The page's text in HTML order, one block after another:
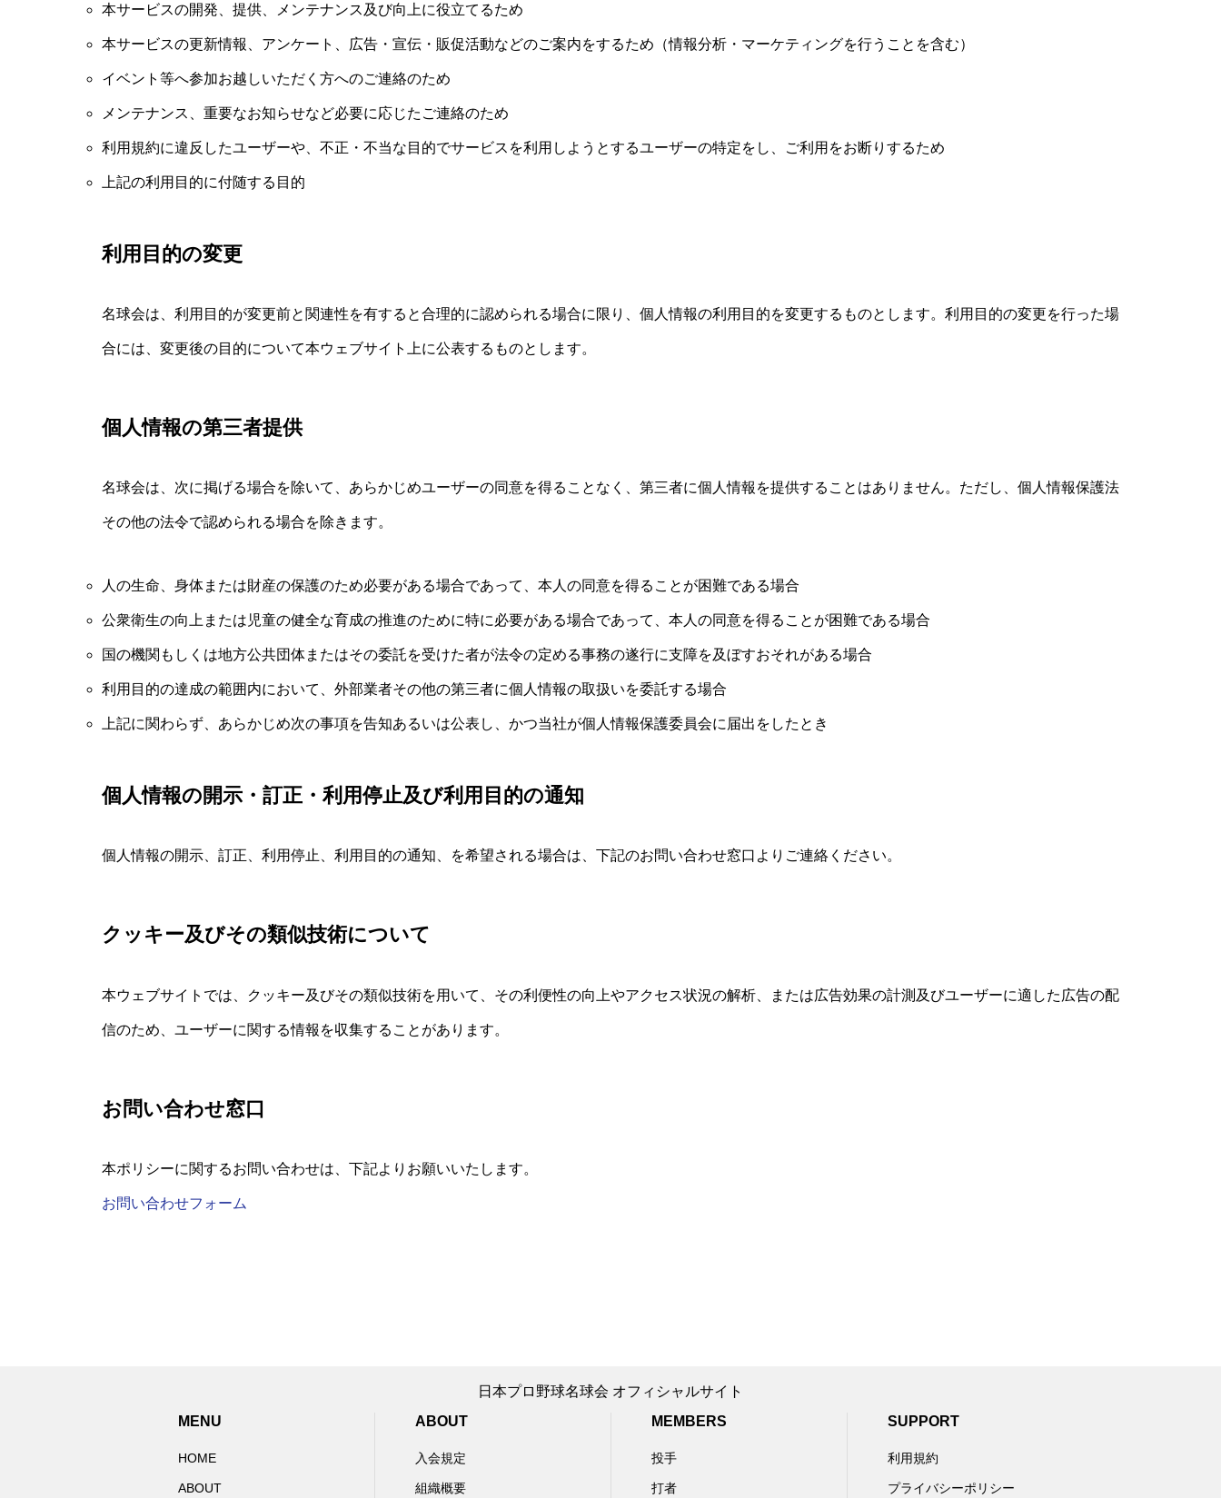
本サービスの開発、提供、メンテナンス及び向上に役立てるため
本サービスの更新情報、アンケート、広告・宣伝・販促活動などのご案内をするため（情報分析・マーケティングを行うことを含む）
イベント等へ参加お越しいただく方へのご連絡のため
メンテナンス、重要なお知らせなど必要に応じたご連絡のため
利用規約に違反したユーザーや、不正・不当な目的でサービスを利用しようとするユーザーの特定をし、ご利用をお断りするため
上記の利用目的に付随する目的
利用目的の変更
名球会は、利用目的が変更前と関連性を有すると合理的に認められる場合に限り、個人情報の利用目的を変更するものとします。利用目的の変更を行った場
合には、変更後の目的について本ウェブサイト上に公表するものとします。
個人情報の第三者提供
名球会は、次に掲げる場合を除いて、あらかじめユーザーの同意を得ることなく、第三者に個人情報を提供することはありません。ただし、個人情報保護法
その他の法令で認められる場合を除きます。
人の生命、身体または財産の保護のため必要がある場合であって、本人の同意を得ることが困難である場合
公衆衛生の向上または児童の健全な育成の推進のために特に必要がある場合であって、本人の同意を得ることが困難である場合
国の機関もしくは地方公共団体またはその委託を受けた者が法令の定める事務の遂行に支障を及ぼすおそれがある場合
利用目的の達成の範囲内において、外部業者その他の第三者に個人情報の取扱いを委託する場合
上記に関わらず、あらかじめ次の事項を告知あるいは公表し、かつ当社が個人情報保護委員会に届出をしたとき
個人情報の開示・訂正・利用停止及び利用目的の通知
個人情報の開示、訂正、利用停止、利用目的の通知、を希望される場合は、下記のお問い合わせ窓口よりご連絡ください。
クッキー及びその類似技術について
本ウェブサイトでは、クッキー及びその類似技術を用いて、その利便性の向上やアクセス状況の解析、または広告効果の計測及びユーザーに適した広告の配
信のため、ユーザーに関する情報を収集することがあります。
お問い合わせ窓口
本ポリシーに関するお問い合わせは、下記よりお願いいたします。
お問い合わせフォーム
日本プロ野球名球会 オフィシャルサイト
MENU
HOME
ABOUT
ABOUT
入会規定
組織概要
MEMBERS
投手
打者
SUPPORT
利用規約
プライバシーポリシー